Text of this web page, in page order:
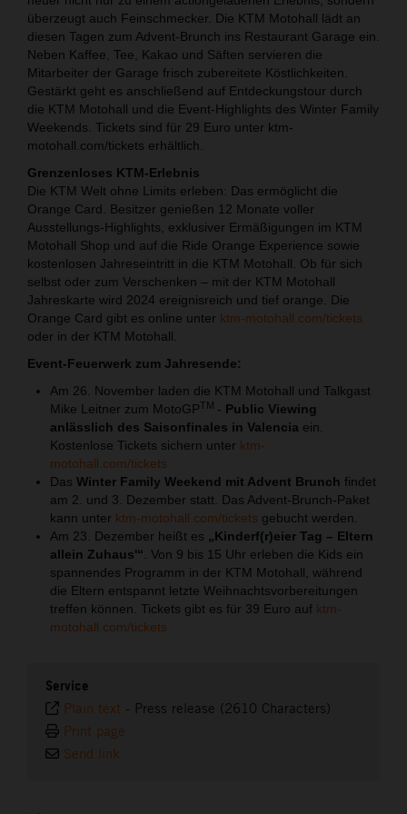
überzeugt auch Feinschmecker. Die KTM Motohall lädt an
diesen Tagen zum Advent-Brunch ins Restaurant Garage ein.
Neben Kaffee, Tee, Kakao und Säften servieren die
Mitarbeiter der Garage frisch zubereitete Köstlichkeiten.
Gestärkt geht es anschließend auf Entdeckungstour durch
die KTM Motohall und die Event-Highlights des Winter Family
Weekends. Tickets sind für 29 Euro unter ktm-
motohall.com/tickets erhältlich.
Grenzenloses KTM-Erlebnis
Die KTM Welt ohne Limits erleben: Das ermöglicht die
Orange Card. Besitzer genießen 12 Monate voller
Ausstellungs-Highlights, exklusiver Ermäßigungen im KTM
Motohall Shop und auf die Ride Orange Experience sowie
kostenlosen Jahreseintritt in die KTM Motohall. Ob für sich
selbst oder zum Verschenken – mit der KTM Motohall
Jahreskarte wird 2024 ereignisreich und tief orange. Die
Orange Card gibt es online unter ktm-motohall.com/tickets
oder in der KTM Motohall.
Event-Feuerwerk zum Jahresende:
Am 26. November laden die KTM Motohall und Talkgast
Mike Leitner zum MotoGPTM - Public Viewing
anlässlich des Saisonfinales in Valencia ein.
Kostenlose Tickets sichern unter ktm-
motohall.com/tickets
Das Winter Family Weekend mit Advent Brunch findet
am 2. und 3. Dezember statt. Das Advent-Brunch-Paket
kann unter ktm-motohall.com/tickets gebucht werden.
Am 23. Dezember heißt es „Kinderf(r)eier Tag – Eltern
allein Zuhaus'“ . Von 9 bis 15 Uhr erleben die Kids ein
spannendes Programm in der KTM Motohall, während
die Eltern entspannt letzte Weihnachtsvorbereitungen
treffen können. Tickets gibt es für 39 Euro auf ktm-
motohall.com/tickets
Service
Plain text - Press release (2610 Characters)
Print page
Send link